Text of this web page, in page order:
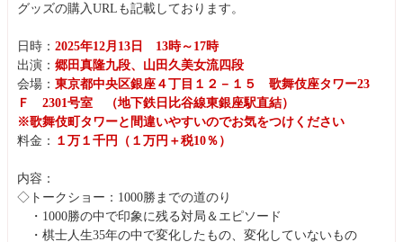
グッズの購入URLも記載しております。
日時： 2025年12月13日 13時～17時
出演： 郷田真隆九段、山田久美女流四段
会場： 東京都中央区銀座４丁目１２－１５ 歌舞伎座タワー23
Ｆ 2301号室 （地下鉄日比谷線東銀座駅直結）
※歌舞伎町タワーと間違いやすいのでお気をつけください
料金： １万１千円（１万円＋税10％）
内容：
◇トークショー：1000勝までの道のり
・1000勝の中で印象に残る対局＆エピソード
・棋士人生35年の中で変化したもの、変化していないもの